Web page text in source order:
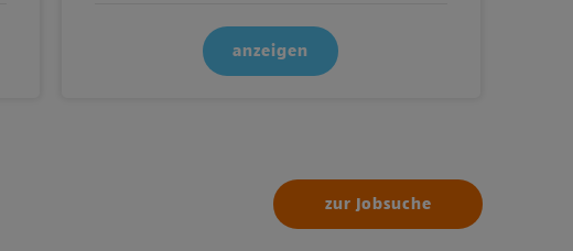
anzeigen
zur Jobsuche